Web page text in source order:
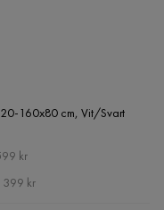
160x80 cm, Vit/Svart
kr
399 kr